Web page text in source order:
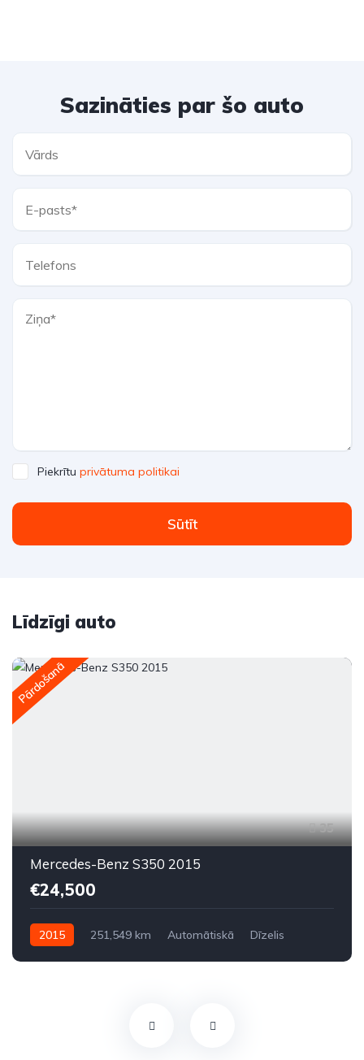
Sazināties par šo auto
Piekrītu privātuma politikai
Sūtīt
Līdzīgi auto
Pārdošanā
35
Mercedes-Benz S350 2015
€24,500
2015 251,549 km Automātiskā
Dīzelis